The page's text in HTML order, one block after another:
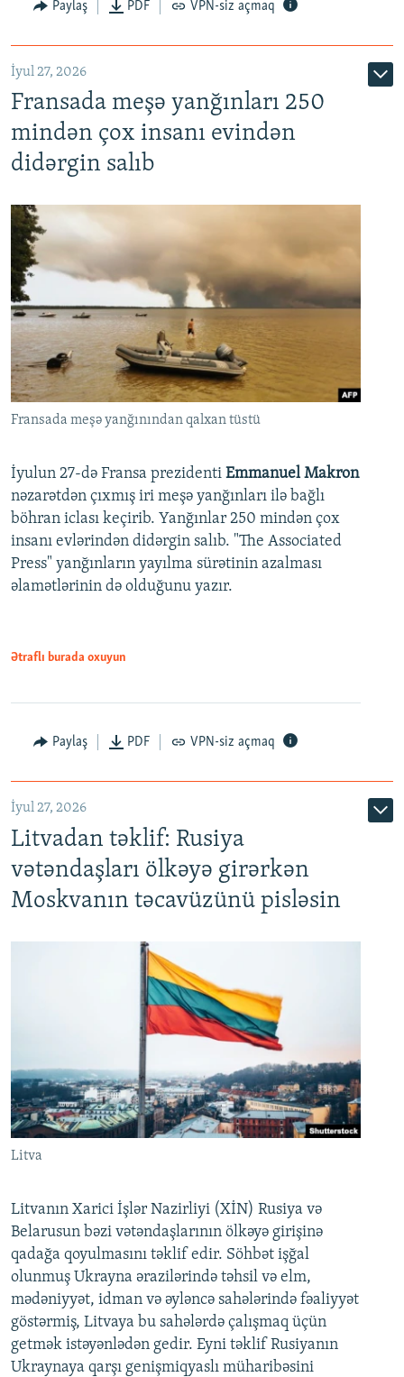
Paylaş PDF VPN-siz açmaq
İyul 27, 2026
Fransada meşə yanğınları 250
mindən çox insanı evindən
didərgin salıb
Fransada meşə yanğınından qalxan tüstü
İyulun 27-də Fransa prezidenti Emmanuel Makron
nəzarətdən çıxmış iri meşə yanğınları ilə bağlı
böhran iclası keçirib. Yanğınlar 250 mindən çox
insanı evlərindən didərgin salıb. "The Associated
Press" yanğınların yayılma sürətinin azalması
əlamətlərinin də olduğunu yazır.
Ətraflı burada oxuyun
Paylaş PDF VPN-siz açmaq
İyul 27, 2026
Litvadan təklif: Rusiya
vətəndaşları ölkəyə girərkən
Moskvanın təcavüzünü pisləsin
Litva
Litvanın Xarici İşlər Nazirliyi (XİN) Rusiya və
Belarusun bəzi vətəndaşlarının ölkəyə girişinə
qadağa qoyulmasını təklif edir. Söhbət işğal
olunmuş Ukrayna ərazilərində təhsil və elm,
mədəniyyət, idman və əyləncə sahələrində fəaliyyət
göstərmiş, Litvaya bu sahələrdə çalışmaq üçün
getmək istəyənlədən gedir. Eyni təklif Rusiyanın
Ukraynaya qarşı genişmiqyaslı müharibəsini